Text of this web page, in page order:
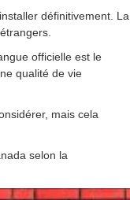
définitivement. La
officielle est le
qualité de vie
mais cela
selon la